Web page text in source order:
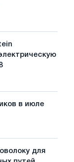
в июле
для